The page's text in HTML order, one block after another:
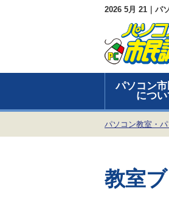
2026 5月 21｜パ
パソコン
につい
パソコン教室・
教室